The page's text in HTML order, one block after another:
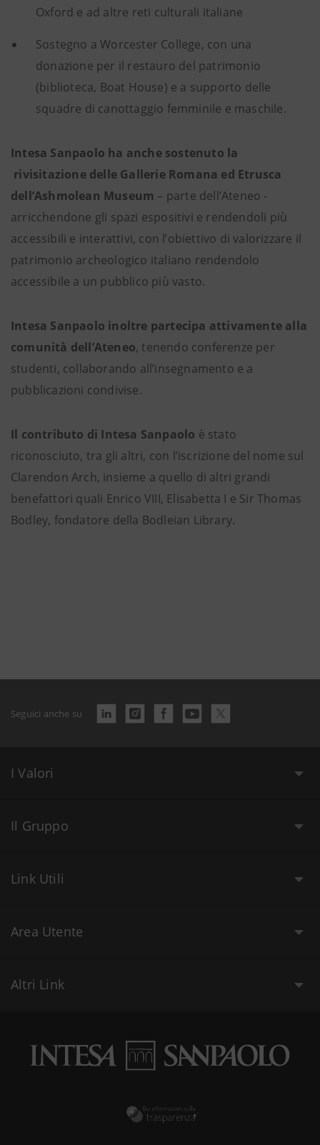
Oxford e ad altre reti culturali italiane
Sostegno a Worcester College, con una
donazione per il restauro del patrimonio
(biblioteca, Boat House) e a supporto delle
squadre di canottaggio femminile e maschile.
Intesa Sanpaolo ha anche sostenuto la
rivisitazione delle Gallerie Romana ed Etrusca
dell’Ashmolean Museum – parte dell’Ateneo -
arricchendone gli spazi espositivi e rendendoli più
accessibili e interattivi, con l’obiettivo di valorizzare il
patrimonio archeologico italiano rendendolo
accessibile a un pubblico più vasto.
Intesa Sanpaolo inoltre partecipa attivamente alla
comunità dell’Ateneo, tenendo conferenze per
studenti, collaborando all’insegnamento e a
pubblicazioni condivise.
Il contributo di Intesa Sanpaolo è stato
riconosciuto, tra gli altri, con l’iscrizione del nome sul
Clarendon Arch, insieme a quello di altri grandi
benefattori quali Enrico VIII, Elisabetta I e Sir Thomas
Bodley, fondatore della Bodleian Library.
Seguici anche su
I Valori
Il Gruppo
Link Utili
Area Utente
Altri Link